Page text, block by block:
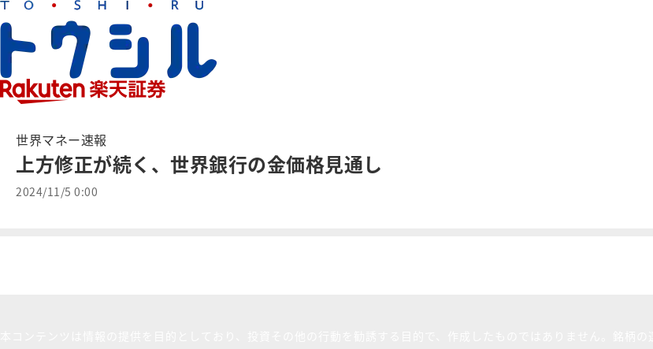
世界マネー速報
上方修正が続く、世界銀行の金価格見通し
2024/11/5 0:00